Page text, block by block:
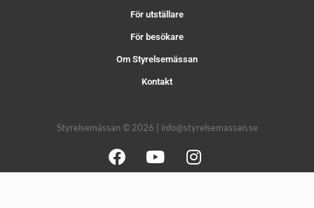
För utställare
För besökare
Om Styrelsemässan
Kontakt
Styrelsemässan © 2026 | info@styrelsemassan.se